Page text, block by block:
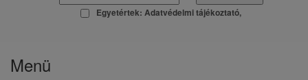
Egyetértek: Adatvédelmi tájékoztató
Menü